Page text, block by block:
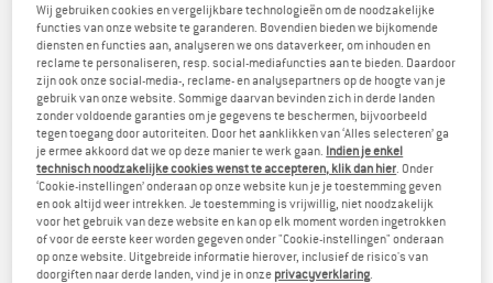
Wij gebruiken cookies en vergelijkbare technologieën om de noodzakelijke
functies van onze website te garanderen. Bovendien bieden we bijkomende
diensten en functies aan, analyseren we ons dataverkeer, om inhouden en
reclame te personaliseren, resp. social-mediafuncties aan te bieden. Daardoor
zijn ook onze social-media-, reclame- en analysepartners op de hoogte van je
gebruik van onze website. Sommige daarvan bevinden zich in derde landen
zonder voldoende garanties om je gegevens te beschermen, bijvoorbeeld
tegen toegang door autoriteiten. Door het aanklikken van ‘Alles selecteren’ ga
je ermee akkoord dat we op deze manier te werk gaan. Indien je enkel
technisch noodzakelijke cookies wenst te accepteren, klik dan hier . Onder
‘Cookie-instellingen’ onderaan op onze website kun je je toestemming geven
en ook altijd weer intrekken. Je toestemming is vrijwillig, niet noodzakelijk
voor het gebruik van deze website en kan op elk moment worden ingetrokken
of voor de eerste keer worden gegeven onder "Cookie-instellingen" onderaan
op onze website. Uitgebreide informatie hierover, inclusief de risico's van
doorgiften naar derde landen, vind je in onze privacyverklaring